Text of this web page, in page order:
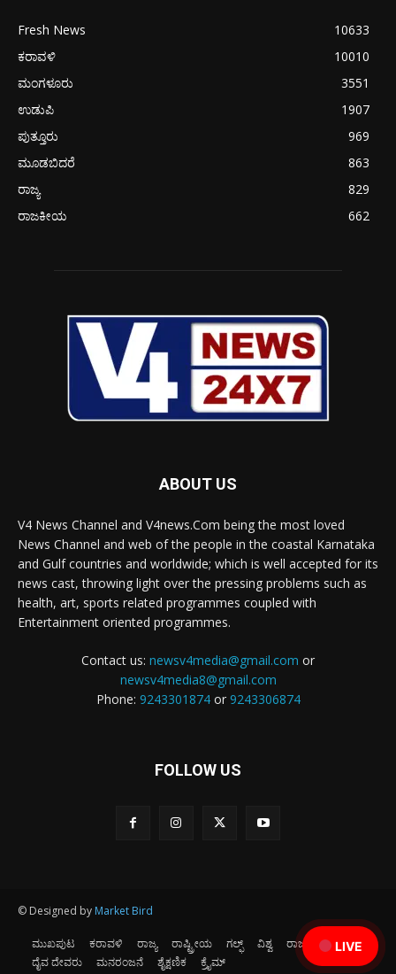
LIVE
Fresh News
10633
ಕರಾವಳಿ
10010
ಮಂಗಳೂರು
3551
ಉಡುಪಿ
1907
ಪುತ್ತೂರು
969
ಮೂಡಬಿದರೆ
863
ರಾಜ್ಯ
829
ರಾಜಕೀಯ
662
ABOUT US
V4 News Channel and V4news.Com being the most loved
News Channel and web of the people in the coastal Karnataka
and Gulf countries and worldwide; which is well accepted for its
news cast, throwing light over the pressing problems such as
health, art, sports related programmes coupled with
Entertainment oriented programmes.
Contact us: newsv4media@gmail.com or
newsv4media8@gmail.com
Phone: 9243301874or 9243306874
FOLLOW US
© Designed by Market Bird
ಮುಖಪುಟ ಕರಾವಳಿ ರಾಜ್ಯ ರಾಷ್ಟ್ರೀಯ ಗಲ್ಫ್ ವಿಶ್ವ ರಾಜಕೀಯ
ಕ್ರೀಡೆ
ದೈವ ದೇವರು
ಮನರಂಜನೆ ಶೈಕ್ಷಣಿಕ ಕ್ರೈಮ್